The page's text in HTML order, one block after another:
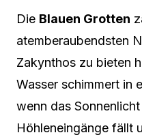
Die Blauen Grotten
atemberaubendsten
Zakynthos zu bieten
Wasser schimmert in
wenn das
Höhleneingänge fällt